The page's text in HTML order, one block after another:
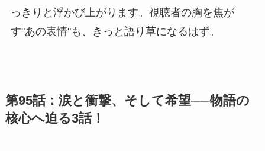
っきりと浮かび上がります。視聴者の胸を焦が
す"あの表情"も、きっと語り草になるはず。
第95話：涙と衝撃、そして希望──物語の
核心へ迫る3話！